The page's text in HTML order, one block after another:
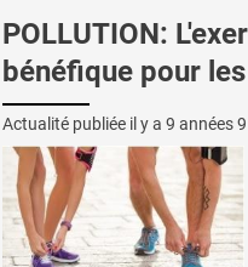
POLLUTION:
bénéfique pour
Actualité publiée il y a 9 années